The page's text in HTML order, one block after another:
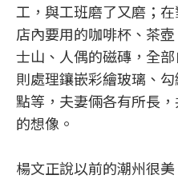
工，與工班磨了又磨；
店內要用的咖啡杯、茶
士山、人偶的磁磚，全
則處理鑲嵌彩繪玻璃、
點等，夫妻倆各有所長
的想像。
楊文正說以前的潮州很